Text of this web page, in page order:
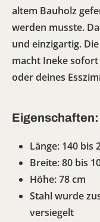
altem Bauholz
werden musste.
und einzigartig.
macht Ineke
oder deines
Eigenschaften:
Länge: 140 bis
Breite: 80 bis
Höhe: 78 cm
Stahl wurde
versiegelt